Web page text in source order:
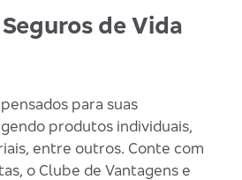
Seguros de Vida
para suas
produtos individuais,
entre outros. Conte com
o Clube de Vantagens e